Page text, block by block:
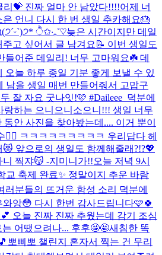
리💝 진짜 얼마 안 남았다!!!!어제 너
언니 다시 한 번 생일 추카해요🎂
ੈ✩‧₊˚♡늦은 시간이지만 데일
고 싶어서 글 남겨요📝 이번 생일도
들어준 데일리! 너무 고마워요☘️ 데
오늘 하루 종일 기분 좋게 보낼 수 있
남을 생일 매번 만들어줘서 고맙구
잘 자요 굿나잇!🩷 #Daileee_덕분에
랑하는 으니으니소으니!!! 생일 너무
안 사진을 찾아봤는데.... 이거 뿐이
🤦‍♀️ ㅋㅋㅋㅋㅋㅋㅋㅋㅋ 우리답다 헤
앞으로의 생일도 함께해줄래?!?💖
찍쟈😽 -지미니가!!오늘 저녁 9시
교 축제 완료✨ 정말이지 추운 바람
러분들의 뜨거운 함성 소리 덕분에
와앙😳 다시 한번 감사드립니다🩷🍀
오늘 진짜 진짜 추웠는데 감기 조심
어땠으려나... 후후🤩🤩새침한 똑
뽀삐뽀 챌린지 혼자서 찍는 건 무리